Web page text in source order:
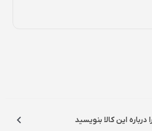
را قادر ساخته تا اطلاعات
این کالا بنویسید